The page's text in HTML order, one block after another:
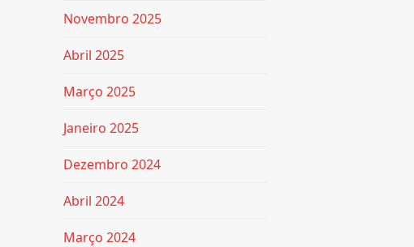
Novembro 2025
Abril 2025
Março 2025
Janeiro 2025
Dezembro 2024
Abril 2024
Março 2024